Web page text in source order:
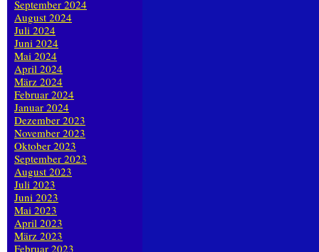
September 2024
August 2024
Juli 2024
Juni 2024
Mai 2024
April 2024
März 2024
Februar 2024
Januar 2024
Dezember 2023
November 2023
Oktober 2023
September 2023
August 2023
Juli 2023
Juni 2023
Mai 2023
April 2023
März 2023
Februar 2023